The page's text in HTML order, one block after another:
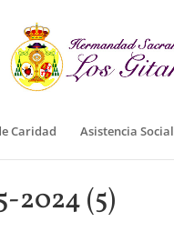
Caridad Asistencia Social
2024 (5)